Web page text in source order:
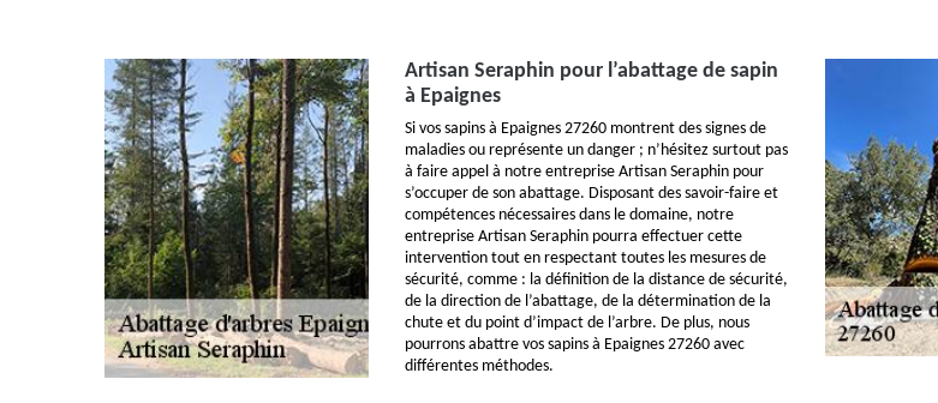
Artisan Seraphin pour l’abattage de sapin
à Epaignes
Si vos sapins à Epaignes 27260 montrent des signes de
maladies ou représente un danger ; n’hésitez surtout pas
à faire appel à notre entreprise Artisan Seraphin pour
s’occuper de son abattage. Disposant des savoir-faire et
compétences nécessaires dans le domaine, notre
entreprise Artisan Seraphin pourra effectuer cette
intervention tout en respectant toutes les mesures de
sécurité, comme : la définition de la distance de sécurité,
de la direction de l’abattage, de la détermination de la
chute et du point d’impact de l’arbre. De plus, nous
pourrons abattre vos sapins à Epaignes 27260 avec
différentes méthodes.